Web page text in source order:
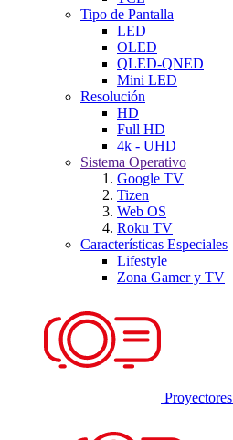
Tipo de Pantalla
LED
OLED
QLED-QNED
Mini LED
Resolución
HD
Full HD
4k - UHD
Sistema Operativo
Google TV
Tizen
Web OS
Roku TV
Características Especiales
Lifestyle
Zona Gamer y TV
Proyectores